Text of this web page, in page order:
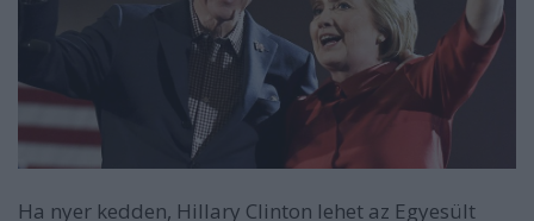
Ha nyer kedden, Hillary Clinton lehet az Egyesült